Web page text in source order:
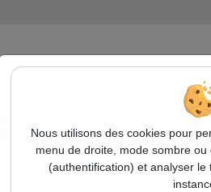
Nous utilisons des cookies pour
menu de droite, mode sombre
(authentification) et analyser